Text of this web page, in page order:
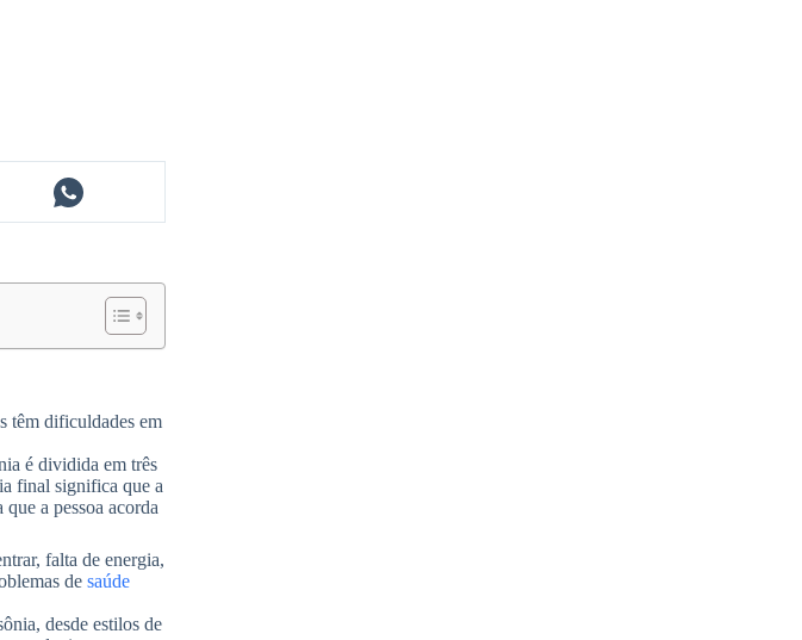
têm dificuldades em
é dividida em três
final significa que a
a pessoa acorda
falta de energia,
de saúde
desde estilos de